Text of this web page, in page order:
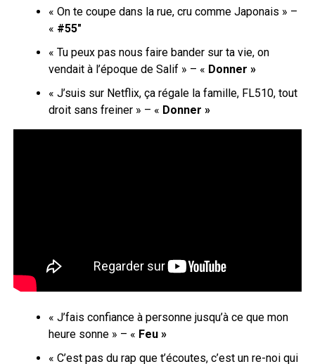
« On te coupe dans la rue, cru comme Japonais » –
« #55″
« Tu peux pas nous faire bander sur ta vie, on
vendait à l’époque de Salif » – « Donner »
« J’suis sur Netflix, ça régale la famille, FL510, tout
droit sans freiner » – « Donner »
« J’fais confiance à personne jusqu’à ce que mon
heure sonne » – « Feu »
« C’est pas du rap que t’écoutes, c’est un re-noi qui